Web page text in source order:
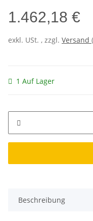
1.462,18 €
exkl. USt. , zzgl. Versand
1 Auf Lager
Beschreibung